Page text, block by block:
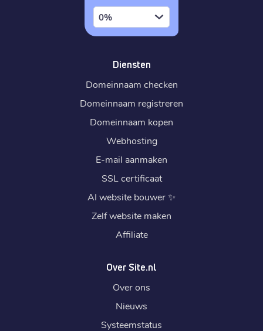
0%
Diensten
Domeinnaam checken
Domeinnaam registreren
Domeinnaam kopen
Webhosting
E-mail aanmaken
SSL certificaat
AI website bouwer✨
Zelf website maken
Affiliate
Over Site.nl
Over ons
Nieuws
Systeemstatus